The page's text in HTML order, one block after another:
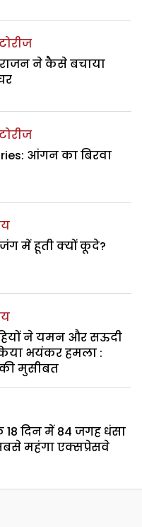
ने कैसे बचाया
आंगन का बिरवा
में हूती क्यों कूदे?
ने यमन और सऊदी
भयंकर हमला :
की मुसीबत
18 दिन में 84 जगह धंसा
महंगा एक्सप्रेसवे